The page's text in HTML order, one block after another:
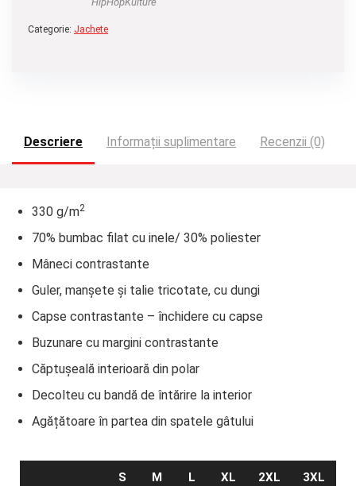
Categorie: Jachete
Descriere Informații suplimentare Recenzii (0)
330 g/m2
70% bumbac filat cu inele/ 30% poliester
Mâneci contrastante
Guler, manșete și talie tricotate, cu dungi
Capse contrastante – închidere cu capse
Buzunare cu margini contrastante
Căptușeală interioară din polar
Decolteu cu bandă de întărire la interior
Agățătoare în partea din spatele gâtului
S M L XL 2XL 3XL